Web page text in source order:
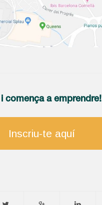
i comença a emprendre!
Inscriu-te aquí